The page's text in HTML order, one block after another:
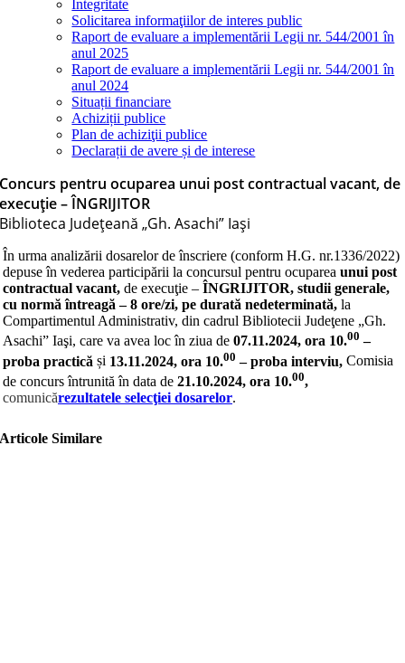
Integritate
Solicitarea informaţiilor de interes public
Raport de evaluare a implementării Legii nr. 544/2001 în
anul 2025
Raport de evaluare a implementării Legii nr. 544/2001 în
anul 2024
Situații financiare
Achiziții publice
Plan de achiziţii publice
Declarații de avere și de interese
Concurs pentru ocuparea unui post contractual vacant, de
execuţie – ÎNGRIJITOR
Biblioteca Judeţeană „Gh. Asachi” Iaşi
În urma analizării dosarelor de înscriere (conform H.G. nr.1336/2022)
depuse în vederea participării la concursul pentru ocuparea unui post
contractual vacant, de execuţie – ÎNGRIJITOR, studii generale,
cu normă întreagă – 8 ore/zi, pe durată nedeterminată, la
Compartimentul Administrativ, din cadrul Bibliotecii Judeţene „Gh.
Asachi” Iaşi, care va avea loc în ziua de 07.11.2024, ora 10.00 –
proba practică și 13.11.2024, ora 10.00 – proba interviu, Comisia
de concurs întrunită în data de 21.10.2024, ora 10.00,
comunicărezultatele selecţiei dosarelor.
Articole Similare